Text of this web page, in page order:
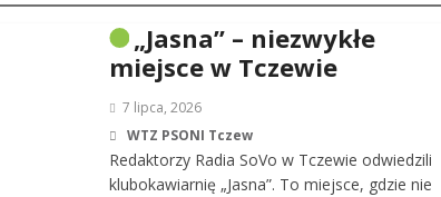
„Jasna” – niezwykłe
miejsce w Tczewie
7 lipca, 2026
WTZ PSONI Tczew
Redaktorzy Radia SoVo w Tczewie odwiedzili
klubokawiarnię „Jasna”. To miejsce, gdzie nie